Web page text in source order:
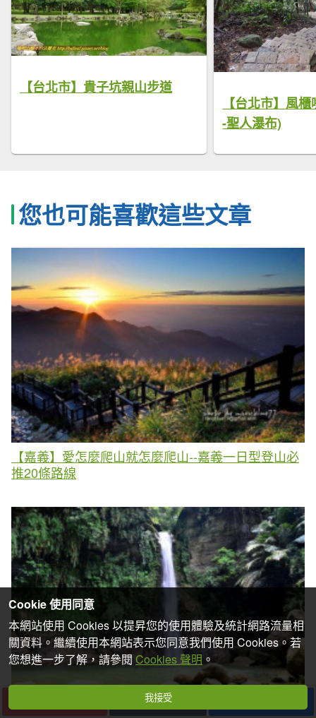
【台北市】貴子坑親山步道
【台北市】風
-聖人瀑布)
您也可能喜歡這些文章
【嘉義】愛怎麼爬山就怎麼爬山--嘉義一日型登山必
推20條路線
下一篇
Cookie 使用同意
本網站使用 Cookies 以提昇您的使用體驗及統計網路流量相
關資料。繼續使用本網站表示您同意我們使用 Cookies。若
您想進一步了解，請參閱 Cookies 聲明 。
我接受